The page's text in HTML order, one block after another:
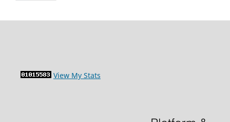
View My Stats